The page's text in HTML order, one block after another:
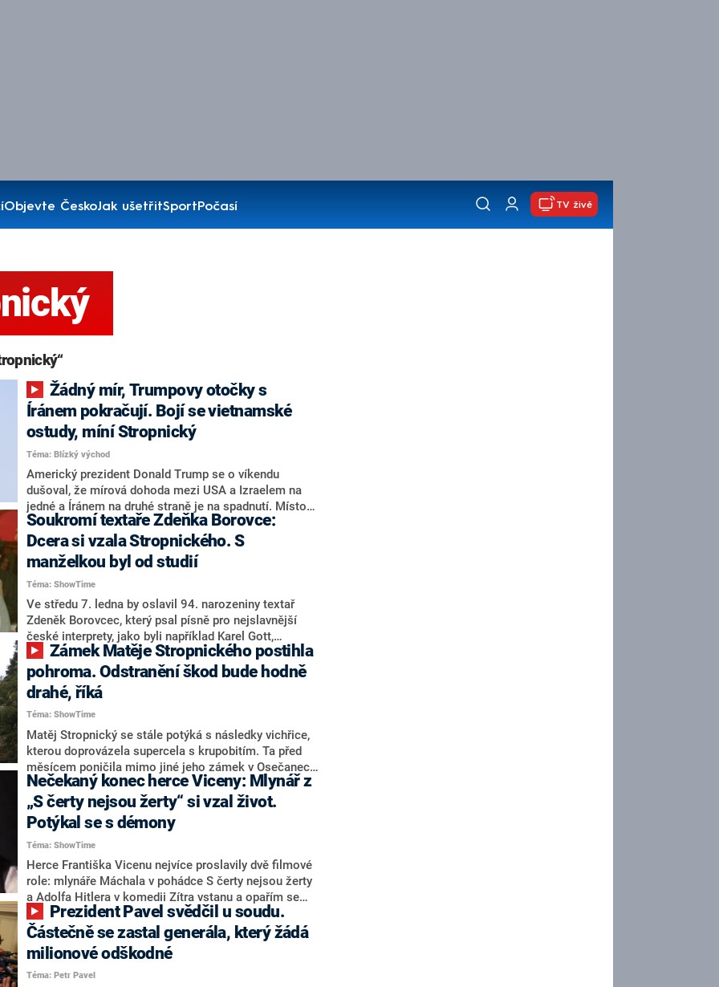
Objevte ČeskoJak ušetřitSportPočasí TV živě
Íránem pokračují. Bojí se vietnamské
ostudy, míní Stropnický
Téma: Blízký východ
Americký prezident Donald Trump se o víkendu
dušoval, že mírová dohoda mezi USA a Izraelem na
jedné a Íránem na druhé straně je na spadnutí. Místo
toho nyní přichází další z Trumpových obratů se slovy,
že dohodu nechce uspěchat. Ozval se i Írán, že nic
blízko rozhodně není. K Trumpovým otočkám a snaze
dotáhnout mír s Íránem se pro CNN Prima NEWS
vyjádřil například exministr zahraničních věcí Martin
Stropnický s tím, že do světového řádu vnesl „neřád“.
Soukromí textaře Zdeňka Borovce:
Dcera si vzala Stropnického. S
manželkou byl od studií
Téma: ShowTime
Ve středu 7. ledna by oslavil 94. narozeniny textař
Zdeněk Borovcec, který psal písně pro nejslavnější
české interprety, jako byli například Karel Gott,
Waldemar Matuška, Helena Vondráčková, Marie
Rottrová nebo Hana Zagorová. Jaké bylo jeho
soukromí?
pohroma. Odstranění škod bude hodně
drahé, říká
Téma: ShowTime
Matěj Stropnický se stále potýká s následky vichřice,
kterou doprovázela supercela s krupobitím. Ta před
měsícem poničila mimo jiné jeho zámek v Osečanech.
Způsobená škoda činí téměř 200 tisíc korun. Něco se
mu již s pomocí dobrovolníků a rodiny podařilo dát do
pořádku, některé práce ještě několik měsíců potrvají.
„Nejvíce to odnesl zámecký park,“ sdělil Matěj redakci
CNN Prima NEWS, která ho na jeho zámku navštívila.
Nečekaný konec herce Viceny: Mlynář z
„S čerty nejsou žerty“ si vzal život.
Potýkal se s démony
Téma: ShowTime
Herce Františka Vicenu nejvíce proslavily dvě filmové
role: mlynáře Máchala v pohádce S čerty nejsou žerty
a Adolfa Hitlera v komedii Zítra vstanu a opařím se
čajem. Svůj život ukončil dobrovolně. V úterý 24.
června jsme si připomněli jeho nedožité 92.
narozeniny. Jaké bylo jeho soukromí?
Částečně se zastal generála, který žádá
milionové odškodné
Téma: Petr Pavel